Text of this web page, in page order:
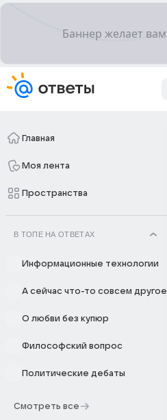
Главная
Моя лента
Пространства
В ТОПЕ НА ОТВЕТАХ
Информационные технологии
А сейчас что-то совсем другое
О любви без купюр
Философский вопрос
Политические дебаты
Смотреть все